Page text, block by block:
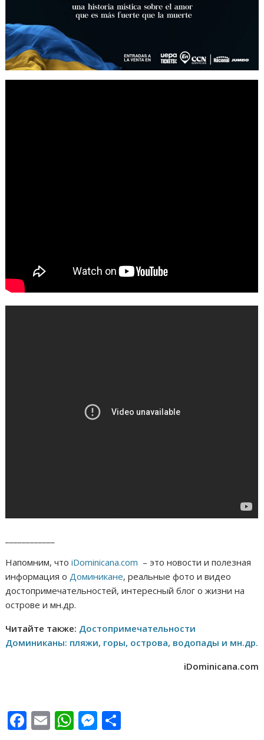
Напомним, чтоiDominicana.com – это новости и полезная
информация о Доминикане, реальные фото и видео
достопримечательностей, интересный блог о жизни на
острове и мн.др.
Читайте также: Достопримечательности
Доминиканы: пляжи, горы, острова, водопады и мн.др.
iDominicana.com
F E W M